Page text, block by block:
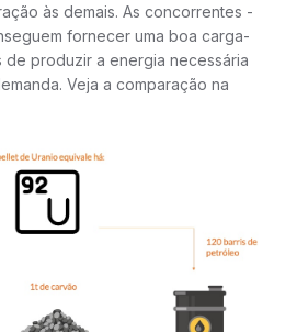
às demais. As concorrentes -
fornecer uma boa carga-
produzir a energia necessária
Veja a comparação na